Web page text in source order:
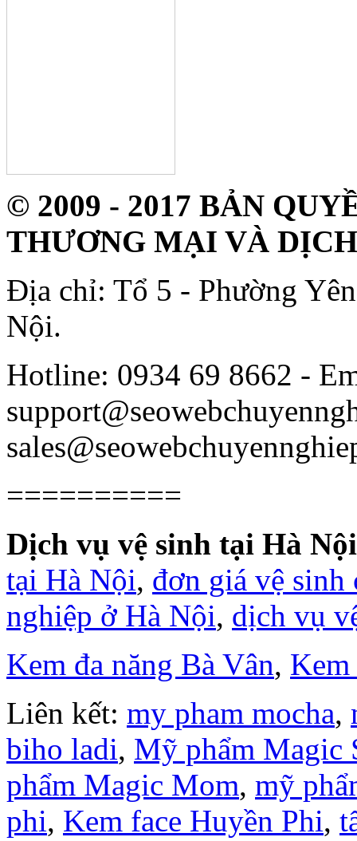
© 2009 - 2017 BẢN
THƯƠNG MẠI VÀ
Địa chỉ: Tổ 5 - Phường
Nội.
Hotline: 0934 69 8662 -
==========
Dịch vụ vệ sinh tại Hà
tại Hà Nội, đơn giá vệ sinh
nghiệp ở Hà Nội, dịch vụ
Kem đa năng Bà Vân,
Liên kết: my pham mocha,
biho ladi, Mỹ phẩm Magic
phẩm Magic Mom, mỹ
phi, Kem face Huyền Phi,